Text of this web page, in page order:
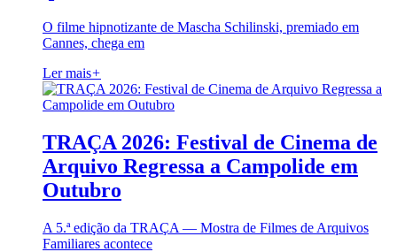
O filme hipnotizante de Mascha Schilinski, premiado em
Cannes, chega em
Ler mais+
TRAÇA 2026: Festival de Cinema de
Arquivo Regressa a Campolide em
Outubro
A 5.ª edição da TRAÇA — Mostra de Filmes de Arquivos
Familiares acontece